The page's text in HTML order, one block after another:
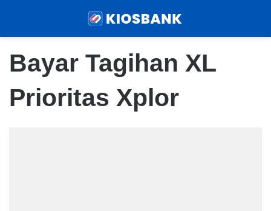
Bayar Tagihan XL
Prioritas Xplor